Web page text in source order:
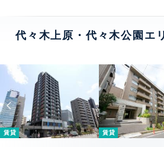
代々木上原・代々木公園エ
賃貸 賃貸